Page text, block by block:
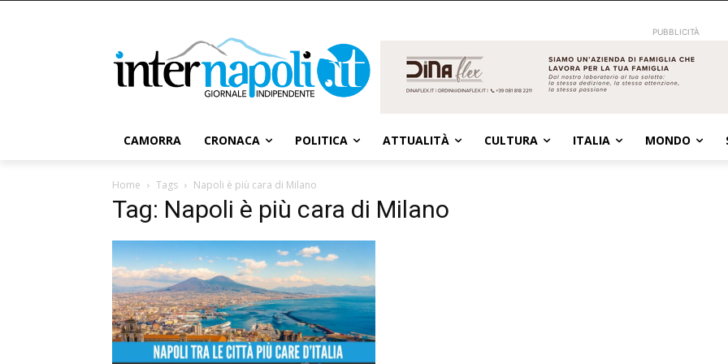
PUBBLICITÀ
CAMORRA CRONACA POLITICA ATTUALITÀ CULTURA ITALIA MONDO
Home Tags Napoli è più cara di Milano
Tag: Napoli è più cara di Milano